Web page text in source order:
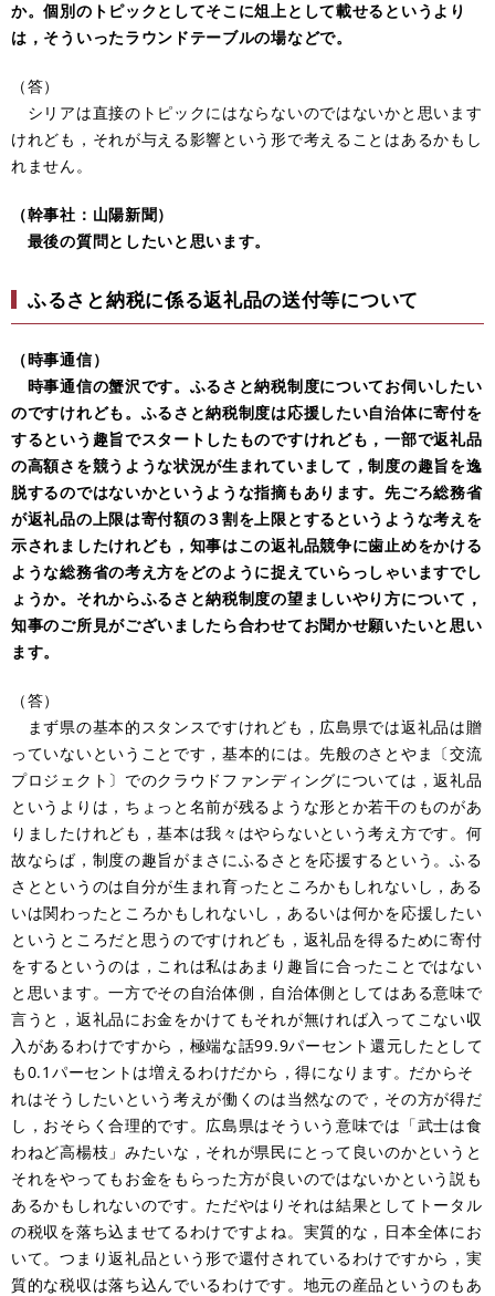
か。個別のトピックとしてそこに俎上として載せるというより
は，そういったラウンドテーブルの場などで。
（答）
シリアは直接のトピックにはならないのではないかと思います
けれども，それが与える影響という形で考えることはあるかもし
れません。
（幹事社：山陽新聞）
最後の質問としたいと思います。
ふるさと納税に係る返礼品の送付等について
（時事通信）
時事通信の蟹沢です。ふるさと納税制度についてお伺いしたい
のですけれども。ふるさと納税制度は応援したい自治体に寄付を
するという趣旨でスタートしたものですけれども，一部で返礼品
の高額さを競うような状況が生まれていまして，制度の趣旨を逸
脱するのではないかというような指摘もあります。先ごろ総務省
が返礼品の上限は寄付額の３割を上限とするというような考えを
示されましたけれども，知事はこの返礼品競争に歯止めをかける
ような総務省の考え方をどのように捉えていらっしゃいますでし
ょうか。それからふるさと納税制度の望ましいやり方について，
知事のご所見がございましたら合わせてお聞かせ願いたいと思い
ます。
（答）
まず県の基本的スタンスですけれども，広島県では返礼品は贈
っていないということです，基本的には。先般のさとやま〔交流
プロジェクト〕でのクラウドファンディングについては，返礼品
というよりは，ちょっと名前が残るような形とか若干のものがあ
りましたけれども，基本は我々はやらないという考え方です。何
故ならば，制度の趣旨がまさにふるさとを応援するという。ふる
さとというのは自分が生まれ育ったところかもしれないし，ある
いは関わったところかもしれないし，あるいは何かを応援したい
というところだと思うのですけれども，返礼品を得るために寄付
をするというのは，これは私はあまり趣旨に合ったことではない
と思います。一方でその自治体側，自治体側としてはある意味で
言うと，返礼品にお金をかけてもそれが無ければ入ってこない収
入があるわけですから，極端な話99.9パーセント還元したとして
も0.1パーセントは増えるわけだから，得になります。だからそ
れはそうしたいという考えが働くのは当然なので，その方が得だ
し，おそらく合理的です。広島県はそういう意味では「武士は食
わねど高楊枝」みたいな，それが県民にとって良いのかというと
それをやってもお金をもらった方が良いのではないかという説も
あるかもしれないのです。ただやはりそれは結果としてトータル
の税収を落ち込ませてるわけですよね。実質的な，日本全体にお
いて。つまり返礼品という形で還付されているわけですから，実
質的な税収は落ち込んでいるわけです。地元の産品というのもあ